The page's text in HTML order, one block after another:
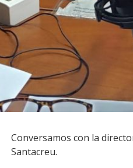
Facebook
Conversamos con la
Santacreu.